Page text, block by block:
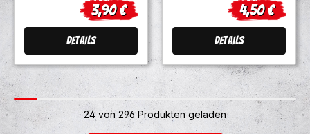
Verkaufspreis:
3,90 €
Details
4,50 €
Details
24 von 296 Produkten geladen